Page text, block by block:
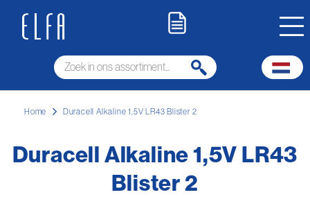
Home Duracell Alkaline 1,5V LR43 Blister 2
Duracell Alkaline 1,5V LR43
Blister 2